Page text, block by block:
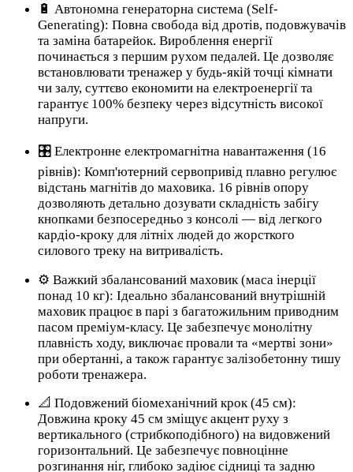
🔋 Автономна генераторна система (Self-
Generating): Повна свобода від дротів, подовжувачів
та заміна батарейок. Вироблення енергії
починається з першим рухом педалей. Це дозволяє
встановлювати тренажер у будь-якій точці кімнати
чи залу, суттєво економити на електроенергії та
гарантує 100% безпеку через відсутність високої
напруги.
🎛️ Електронне електромагнітна навантаження (16
рівнів): Комп'ютерний сервопривід плавно регулює
відстань магнітів до маховика. 16 рівнів опору
дозволяють детально дозувати складність забігу
кнопками безпосередньо з консолі — від легкого
кардіо-кроку для літніх людей до жорсткого
силового треку на витривалість.
⚙️ Важкий збалансований маховик (маса інерції
понад 10 кг): Ідеально збалансований внутрішній
маховик працює в парі з багатожильним приводним
пасом преміум-класу. Це забезпечує монолітну
плавність ходу, виключає провали та «мертві зони»
при обертанні, а також гарантує залізобетонну тишу
роботи тренажера.
📐 Подовжений біомеханічний крок (45 см):
Довжина кроку 45 см зміщує акцент руху з
вертикального (стрибкоподібного) на видовжений
горизонтальний. Це забезпечує повноцінне
розгинання ніг, глибоко задіює сідниці та задню